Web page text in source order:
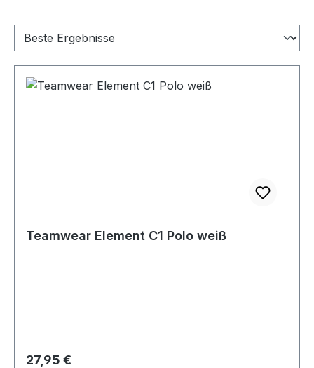
Teamwear Element C1 Polo weiß
Regulärer Preis:
27,95 €